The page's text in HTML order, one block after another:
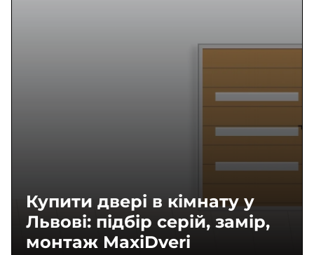
Купити двері в кімнату у
Львові: підбір серій, замір,
монтаж MaxiDveri